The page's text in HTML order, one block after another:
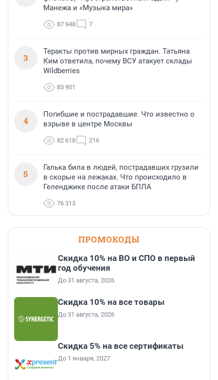
Манежа и «Музыка мира»
87 948 7
3
Теракты против мирных граждан. Татьяна
Ким ответила, почему ВСУ атакует склады
Wildberries
83 901
4
Погибшие и пострадавшие. Что известно о
взрыве в центре Москвы
82 618 216
5
Галька била в людей, пострадавших грузили
в скорые на лежаках. Что происходило в
Геленджике после атаки БПЛА
76 313
ПРОМОКОДЫ
Скидка 10% на ВО и СПО в первый
год обучения
До 31 августа, 2026
Скидка 10% на все товары
До 31 августа, 2026
Скидка 5% на все сертификаты
До 1 января, 2027